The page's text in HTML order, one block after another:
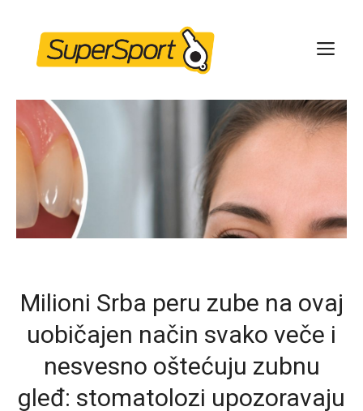
content
Milioni Srba peru zube na ovaj
uobičajen način svako veče i
nesvesno oštećuju zubnu
gleđ: stomatolozi upozoravaju